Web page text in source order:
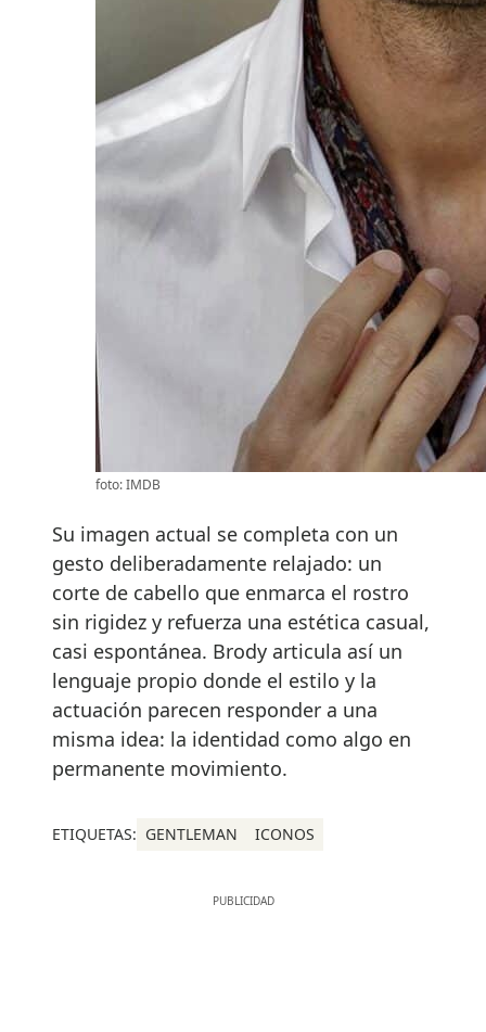
foto: IMDB
Su imagen actual se completa con un
gesto deliberadamente relajado: un
corte de cabello que enmarca el rostro
sin rigidez y refuerza una estética casual,
casi espontánea. Brody articula así un
lenguaje propio donde el estilo y la
actuación parecen responder a una
misma idea: la identidad como algo en
permanente movimiento.
ETIQUETAS: GENTLEMAN ICONOS